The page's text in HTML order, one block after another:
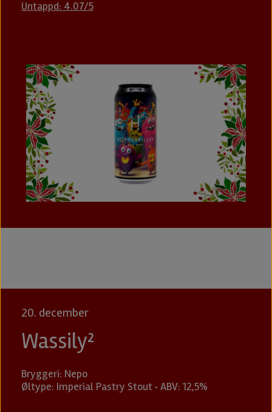
Untappd: 4.07/5
20. december
Wassily²
Bryggeri: Nepo
Øltype: Imperial Pastry Stout · ABV: 12,5%